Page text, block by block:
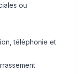
ou
téléphonie et